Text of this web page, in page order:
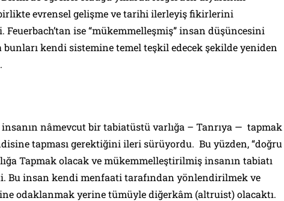
evrensel gelişme ve tarihi ilerleyiş fikirlerini
Feuerbach’tan ise “mükemmelleşmiş” insan düşüncesini
bunları kendi sistemine temel teşkil edecek şekilde yeniden
insanın nâmevcut bir tabiatüstü varlığa – Tanrıya — tapmak
tapması gerektiğini ileri sürüyordu. Bu yüzden, “doğru
Tapmak olacak ve mükemmelleştirilmiş insanın tabiatı
Bu insan kendi menfaati tarafından yönlendirilmek ve
odaklanmak yerine tümüyle diğerkâm (altruist) olacaktı.